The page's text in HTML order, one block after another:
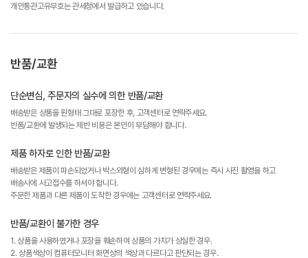
개인통관고유부호는 관세청에서 발급하고 있습니다.
반품/교환
단순변심, 주문자의 실수에 의한 반품/교환
배송받은 상품을 원형태 그대로 포장한 후, 고객센터로 연락주세요.
반품/교환에 발생되는 제반 비용은 본인이 부담해야 합니다.
제품 하자로 인한 반품/교환
배송받은 제품이 파손되었거나 박스외형이 심하게 변형된 경우에는 즉시 사진 촬영을 하고
배송사에 사고접수를 하셔야 합니다.
주문한 제품과 다른 제품이 도착한 경우에는 고객센터로 연락주세요.
반품/교환이 불가한 경우
1. 상품을 사용하였거나 포장을 훼손하여 상품의 가치가 상실한 경우.
2. 상품색상이 컴퓨터모니터 화면상의 색상과 다르다고 판단되는 경우.